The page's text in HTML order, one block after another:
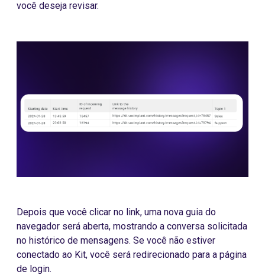
você deseja revisar.
Depois que você clicar no link, uma nova guia do
navegador será aberta, mostrando a conversa solicitada
no histórico de mensagens. Se você não estiver
conectado ao Kit, você será redirecionado para a página
de login.